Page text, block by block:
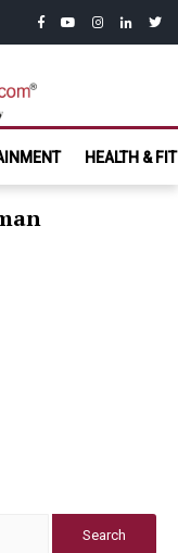
facebook
youtubeinstagram
linkedin
HEALTH &
the works: UGC
system of the…